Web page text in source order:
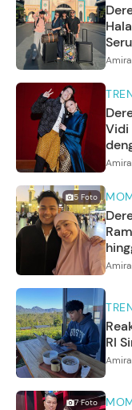
Seru
Vidi
5 Foto
RI
7Foto